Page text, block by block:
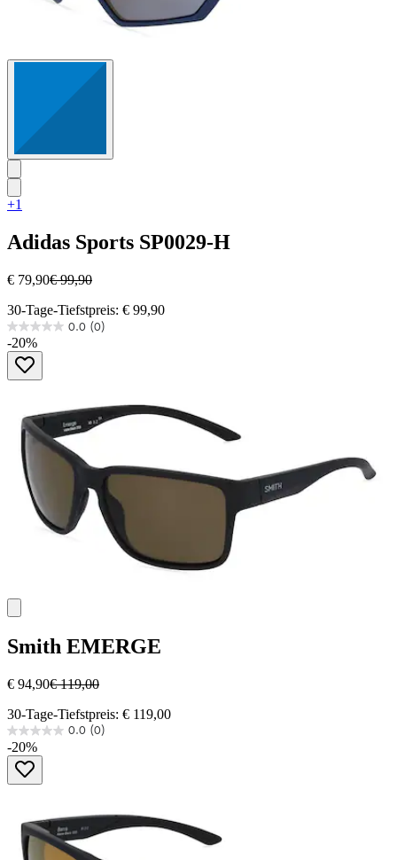
+1
Adidas Sports SP0029-H
€ 79,90€ 99,90
30-Tage-Tiefstpreis: € 99,90
0.0 (0)
0.0
von
Sternen.
-20%
Smith EMERGE
€ 94,90€ 119,00
30-Tage-Tiefstpreis: € 119,00
0.0 (0)
0.0
von
Sternen.
-20%